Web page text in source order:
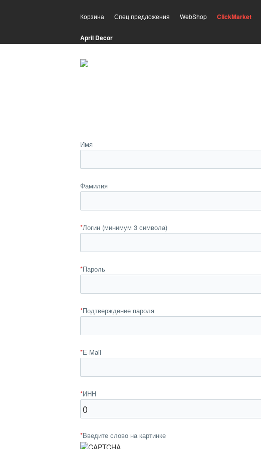
Корзина Спец предложения WebShop ClickMarket
April Decor
Имя
Фамилия
*Логин (минимум 3 символа)
*Пароль
*Подтверждение пароля
*E-Mail
*ИНН
*Введите слово на картинке